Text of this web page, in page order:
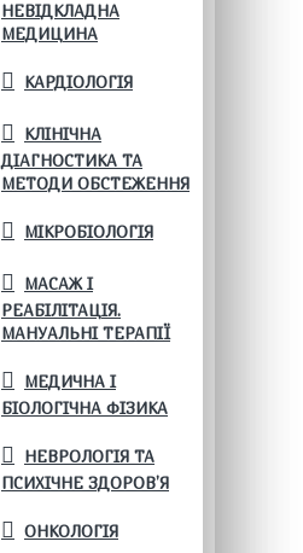
НЕВІДКЛАДНА
МЕДИЦИНА
КАРДІОЛОГІЯ
КЛІНІЧНА
ДІАГНОСТИКА ТА
МЕТОДИ ОБСТЕЖЕННЯ
МІКРОБІОЛОГІЯ
МАСАЖ І
РЕАБІЛІТАЦІЯ.
МАНУАЛЬНІ ТЕРАПІЇ
МЕДИЧНА І
БІОЛОГІЧНА ФІЗИКА
НЕВРОЛОГІЯ ТА
ПСИХІЧНЕ ЗДОРОВ’Я
ОНКОЛОГІЯ